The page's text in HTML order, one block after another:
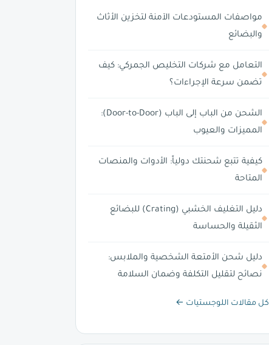
مواصفات المستودعات الآمنة لتخزين الأثاث
والبضائع
التعامل مع شركات التخليص الجمركي: كيف
تضمن سرعة الإجراءات؟
الشحن من الباب إلى الباب (Door-to-Door):
المميزات والعيوب
كيفية تتبع شحنتك دولياً: الأدوات والمنصات
المتاحة
دليل التغليف الخشبي (Crating) للبضائع
الثقيلة والحساسة
دليل شحن الأمتعة الشخصية والملابس:
نصائح لتقليل التكلفة وضمان السلامة
كل مقالات اللوجستيات ←